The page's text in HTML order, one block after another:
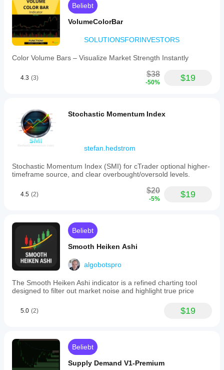
Beliebt
VolumeColorBar
SOLUTIONSFORINVESTORS
Color Volume Bars – Visualize Market Strength Instantly
4.3 (3) $38
-50% $19
Stochastic Momentum Index
stefan.hedstrom
Stochastic Momentum Index (SMI) for cTrader optional higher-
timeframe source, and clear overbought/oversold levels.
4.5 (2) $20
-5% $19
Beliebt
Smooth Heiken Ashi
algobotspro
The Smooth Heiken Ashi indicator is a refined charting tool
designed to filter out market noise and highlight true price
5.0 (2) $19
Beliebt
Supply Demand V1-Premium